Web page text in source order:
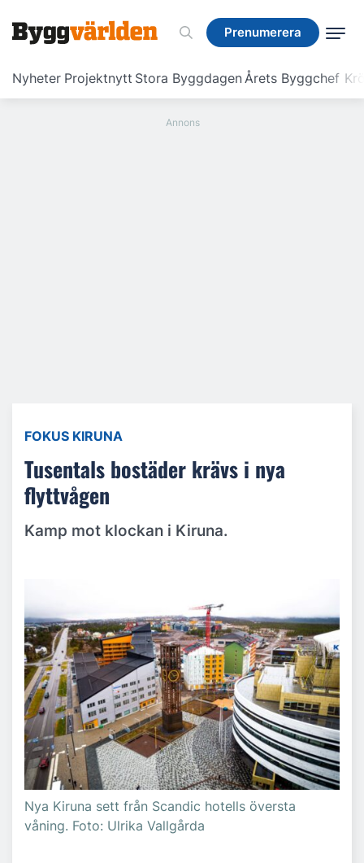
Prenumerera
Nyheter Projektnytt Stora ByggdagenÅrets Byggchef
Prenumerera
FOKUS KIRUNA
Tusentals bostäder krävs i nya
flyttvågen
Kamp mot klockan i Kiruna.
Nya Kiruna sett från Scandic hotells översta
våning. Foto: Ulrika Vallgårda